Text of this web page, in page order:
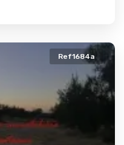
Ref1684a